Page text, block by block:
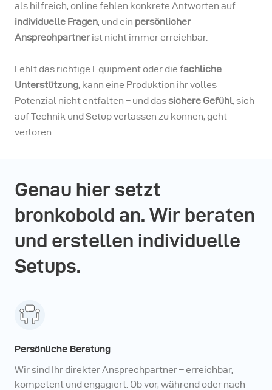
als hilfreich, online fehlen konkrete Antworten auf
individuelle Fragen, und ein persönlicher
Ansprechpartnerist nicht immer erreichbar.
Fehlt das richtige Equipment oder die fachliche
Unterstützung, kann eine Produktion ihr volles
Potenzial nicht entfalten – und dassichere Gefühl, sich
auf Technik und Setup verlassen zu können, geht
verloren.
Genau hier setzt
bronkobold an. Wir beraten
und erstellen individuelle
Setups.
Persönliche Beratung
Wir sind Ihr direkter Ansprechpartner – erreichbar,
kompetent und engagiert. Ob vor, während oder nach